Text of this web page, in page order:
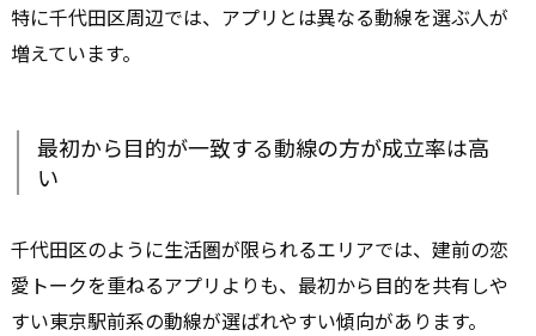
特に千代田区周辺では、アプリとは異なる動線を選ぶ人が
増えています。
最初から目的が一致する動線の方が成立率は高
い
千代田区のように生活圏が限られるエリアでは、建前の恋
愛トークを重ねるアプリよりも、最初から目的を共有しや
すい東京駅前系の動線が選ばれやすい傾向があります。